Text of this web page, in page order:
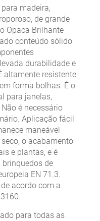
madeira,
de grande
Opaca Brilhante
conteúdo sólido
durabilidade e
altamente resistente
forma bolhas. É o
para janelas,
é necessário
Aplicação fácil
maneável
o acabamento
e plantas, e é
de
EN 71.3.
acordo com a
para todas as